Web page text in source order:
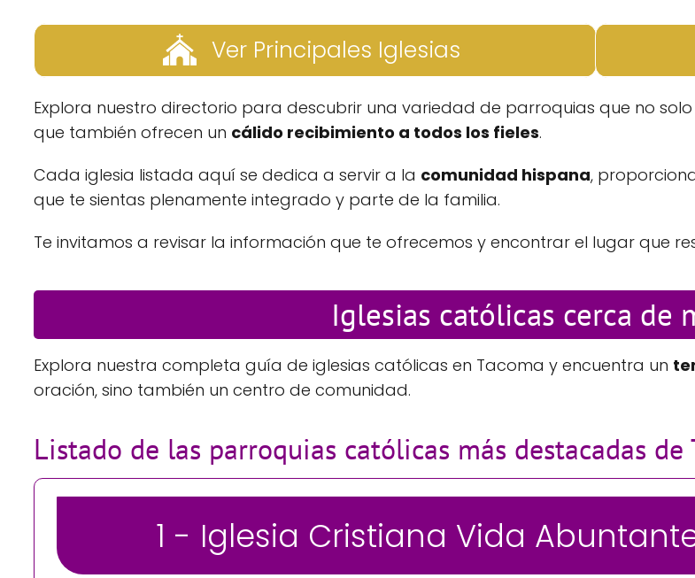
Ver Principales Iglesias
Explora nuestro directorio para descubrir una variedad de parroquias que no
que también ofrecen un cálido recibimiento a todos los fieles.
Cada iglesia listada aquí se dedica a servir a la comunidad hispana,
que te sientas plenamente integrado y parte de la familia.
Te invitamos a revisar la información que te ofrecemos y encontrar el lugar que
Iglesias católicas cerca de
Explora nuestra completa guía de iglesias católicas en Tacoma y encuentra un
oración, sino también un centro de comunidad.
Listado de las parroquias católicas más destacadas de
1 - Iglesia Cristiana Vida